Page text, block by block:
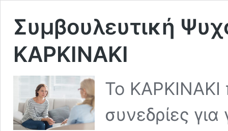
Συμβουλευτική
ΚΑΡΚΙΝΑΚΙ
Το ΚΑΡΚΙΝΑΚΙ
συνεδρίες